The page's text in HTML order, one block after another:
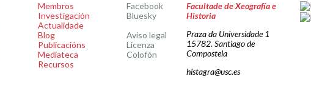
Membros
Investigación
Actualidade
Blog
Publicacións
Mediateca
Recursos
Facebook
Bluesky
Aviso legal
Licenza
Colofón
Facultade de Xeografía e
Historia
Praza da Universidade 1
15782. Santiago de
Compostela
histagra@usc.es